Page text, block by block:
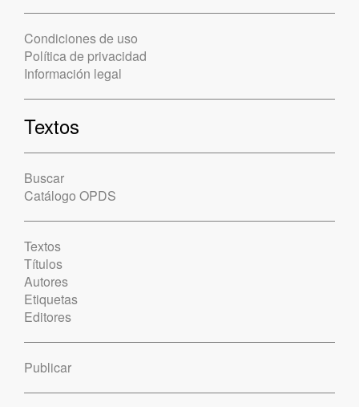
Condiciones de uso
Política de privacidad
Información legal
Textos
Buscar
Catálogo OPDS
Textos
Títulos
Autores
Etiquetas
Editores
Publicar